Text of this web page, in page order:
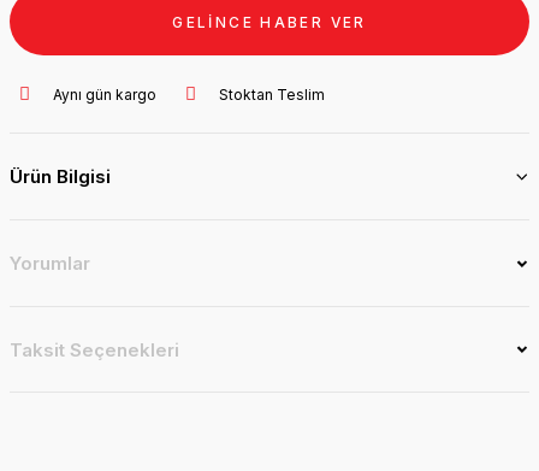
GELİNCE HABER VER
Aynı gün kargo Stoktan Teslim
Ürün Bilgisi
Yorumlar
Taksit Seçenekleri